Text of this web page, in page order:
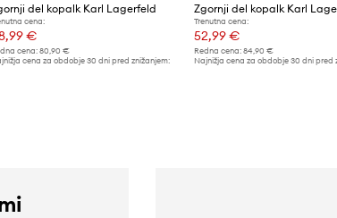
del kopalk Karl Lagerfeld
cena:
€
cena: 80,90 €
cena za obdobje 30 dni pred znižanjem:
Zgornji del kopalk Karl
Trenutna cena:
52,99 €
Redna cena: 84,90 €
Najnižja cena za obdobje 30 dni pred